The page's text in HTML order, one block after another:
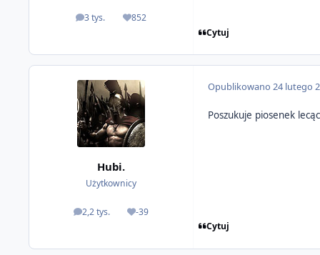
3 tys.
odpowiedzi852
Reputacja
Cytuj
Hubi.
Użytkownicy
2,2 tys.
odpowiedzi-39
Reputacja
Opublikowano24 lutego
Poszukuje piosenek
Cytuj